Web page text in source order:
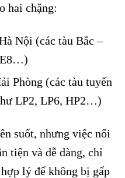
hai chặng:
Nội (các tàu Bắc –
Phòng (các tàu tuyến
LP2, LP6, HP2…)
suốt, nhưng việc nối
tiện và dễ dàng, chỉ
lý để không bị gấp